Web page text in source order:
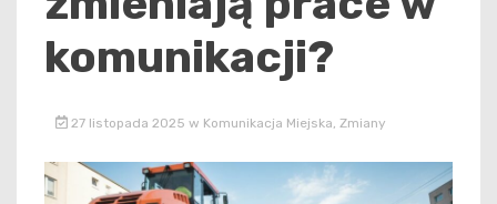
komunikacji?
27 listopada 2025 w Komunikacja Miejska Zmiany